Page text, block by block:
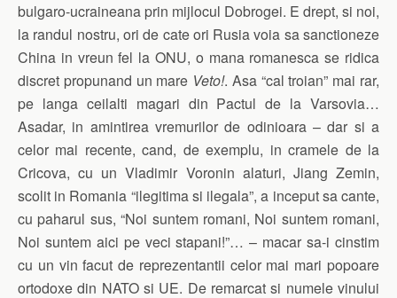
bulgaro-ucraineana prin mijlocul Dobrogei. E drept, si noi,
la randul nostru, ori de cate ori Rusia voia sa sanctioneze
China in vreun fel la ONU, o mana romanesca se ridica
discret propunand un mare Veto!. Asa “cal troian” mai rar,
pe langa ceilalti magari din Pactul de la Varsovia…
Asadar, in amintirea vremurilor de odinioara – dar si a
celor mai recente, cand, de exemplu, in cramele de la
Cricova, cu un Vladimir Voronin alaturi, Jiang Zemin,
scolit in Romania “ilegitima si ilegala”, a inceput sa cante,
cu paharul sus, “Noi suntem romani, Noi suntem romani,
Noi suntem aici pe veci stapani!”… – macar sa-i cinstim
cu un vin facut de reprezentantii celor mai mari popoare
ortodoxe din NATO si UE. De remarcat si numele vinului